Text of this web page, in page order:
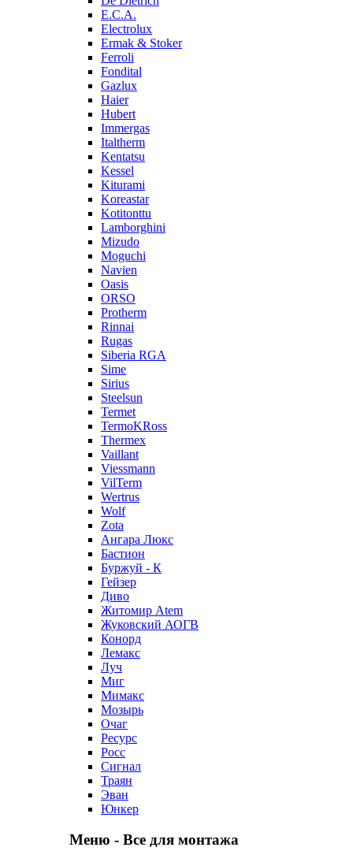
E.C.A.
Electrolux
Ermak & Stoker
Ferroli
Fondital
Gazlux
Haier
Hubert
Immergas
Italtherm
Kentatsu
Kessel
Kiturami
Koreastar
Kotitonttu
Lamborghini
Mizudo
Moguchi
Navien
Oasis
ORSO
Protherm
Rinnai
Rugas
Siberia RGA
Sime
Sirius
Steelsun
Termet
TermoKRoss
Thermex
Vaillant
Viessmann
VilTerm
Wertrus
Wolf
Zota
Ангара Люкс
Бастион
Буржуй - К
Гейзер
Диво
Житомир Аtem
Жуковский АОГВ
Конорд
Лемакс
Луч
Миг
Мимакс
Мозырь
Очаг
Ресурс
Росс
Сигнал
Траян
Эван
Юнкер
Меню - Все для монтажа